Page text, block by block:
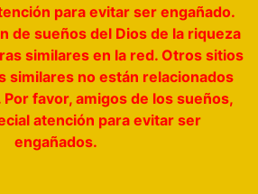
para evitar ser engañado.
de sueños del Dios de la riqueza
similares en la red. Otros sitios
similares no están relacionados
favor, amigos de los sueños,
atención para evitar ser
engañados.